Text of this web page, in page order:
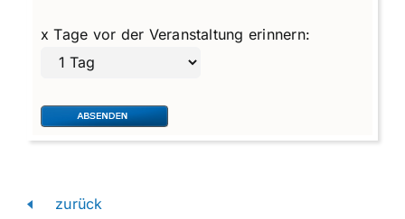
x Tage vor der Veranstaltung erinnern:
zurück